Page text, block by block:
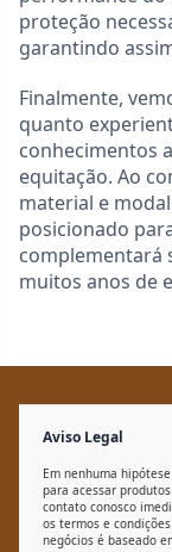
proteção
garantindo
Finalmente,
quanto
conhecimentos
equitação. Ao
material e
posicionado
complementará
muitos anos de
Aviso Legal
Em nenhuma
para acessar
contato conosco
os termos e
negócios é baseado